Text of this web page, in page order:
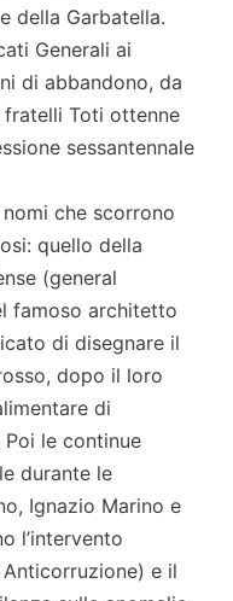
della Garbatella.
Generali ai
di abbandono, da
Toti ottenne
sessantennale
che scorrono
quello della
(general
famoso architetto
di disegnare il
dopo il loro
di
le continue
durante le
Ignazio Marino e
l’intervento
Anticorruzione) e il